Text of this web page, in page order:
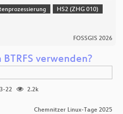
HS2 (ZHG 010)
FOSSGIS 2026
verwenden?
22
2.2k
Chemnitzer Linux-Tage 2025